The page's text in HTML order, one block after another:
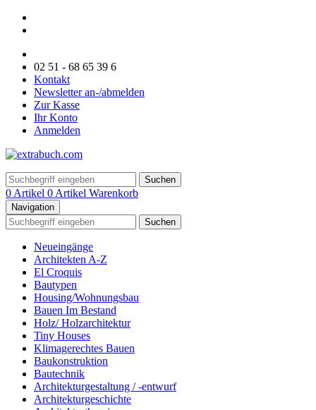
02 51 - 68 65 39 6
Kontakt
Newsletter an-/abmelden
Zur Kasse
Ihr Konto
Anmelden
Suchen
0 Artikel 0 Artikel Warenkorb
Navigation
Suchen
Neueingänge
Architekten A-Z
El Croquis
Bautypen
Housing/Wohnungsbau
Bauen Im Bestand
Holz/ Holzarchitektur
Tiny Houses
Klimagerechtes Bauen
Baukonstruktion
Bautechnik
Architekturgestaltung / -entwurf
Architekturgeschichte